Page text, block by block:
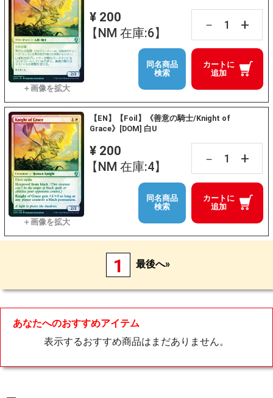
¥ 200
【NM 在庫:6】
－ +
カートに
追加
同名商品
検索
【EN】【Foil】《善意の騎士/Knight of
Grace》[DOM] 白U
¥ 200
【NM 在庫:4】
－ +
カートに
追加
同名商品
検索
1 最後へ»
あなたへのおすすめアイテム
表示するおすすめ商品はまだありません。